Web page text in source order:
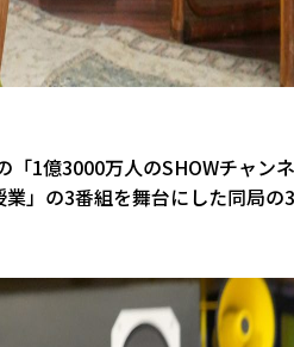
「1億3000万人のSHOWチャンネ
」の3番組を舞台にした同局の3